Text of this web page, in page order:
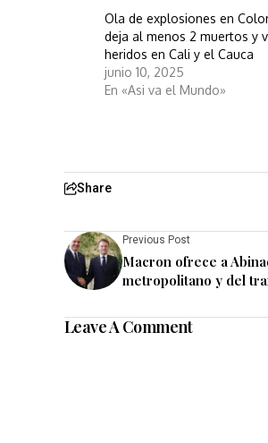
Ola de explosiones en
deja al menos 2 muertos y
heridos en Cali y el Cauca
junio 10, 2025
En «Asi va el Mundo»
Share
Previous Post
Macron ofrece a
metropolitano y del
Leave A Comment